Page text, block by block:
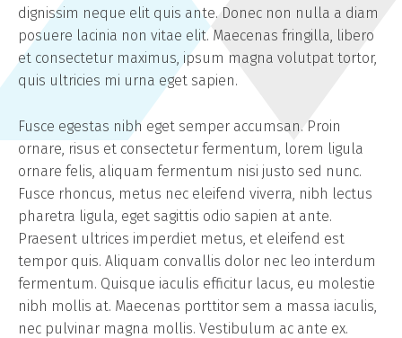
dignissim neque elit quis ante. Donec non nulla a diam
posuere lacinia non vitae elit. Maecenas fringilla, libero
et consectetur maximus, ipsum magna volutpat tortor,
quis ultricies mi urna eget sapien.
Fusce egestas nibh eget semper accumsan. Proin
ornare, risus et consectetur fermentum, lorem ligula
ornare felis, aliquam fermentum nisi justo sed nunc.
Fusce rhoncus, metus nec eleifend viverra, nibh lectus
pharetra ligula, eget sagittis odio sapien at ante.
Praesent ultrices imperdiet metus, et eleifend est
tempor quis. Aliquam convallis dolor nec leo interdum
fermentum. Quisque iaculis efficitur lacus, eu molestie
nibh mollis at. Maecenas porttitor sem a massa iaculis,
nec pulvinar magna mollis. Vestibulum ac ante ex.